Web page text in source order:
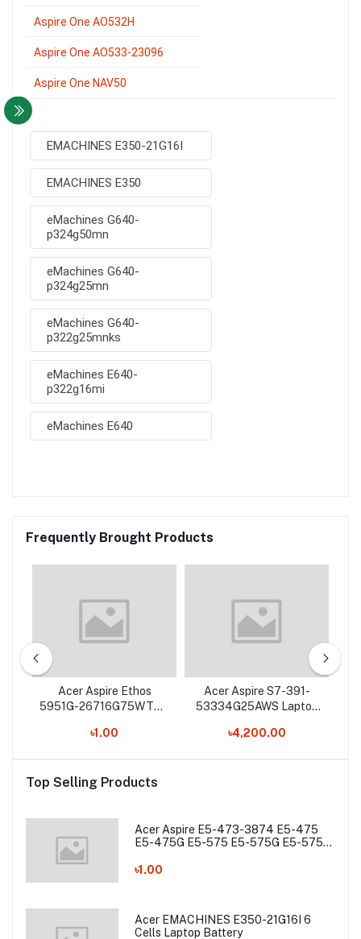
Aspire One AO532H
Aspire One AO533-23096
Aspire One NAV50
EMACHINES E350-21G16I
EMACHINES E350
eMachines G640-
p324g50mn
eMachines G640-
p324g25mn
eMachines G640-
p322g25mnks
eMachines E640-
p322g16mi
eMachines E640
Frequently Brought Products
Acer Aspire Ethos
5951G-26716G75WTKK
৳1.00
Acer Aspire S7-391-
53334G25AWS Laptop
৳4,200.00
Top Selling Products
Acer Aspire E5-473-3874 E5-475
E5-475G E5-575 E5-575G E5-575T
Battery
৳1.00
Acer EMACHINES E350-21G16I 6
Cells Laptop Battery